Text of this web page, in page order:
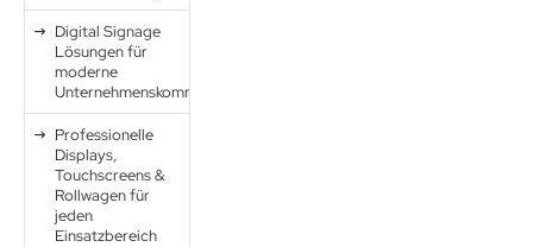
Digital Signage
Lösungen für
moderne
Unternehmenskommunikation
Professionelle
Displays,
Touchscreens &
Rollwagen für
jeden
Einsatzbereich